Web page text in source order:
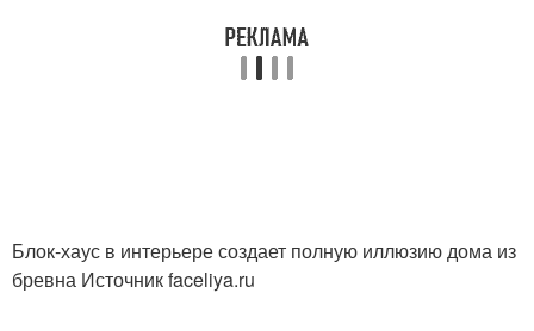
Блок-хаус в интерьере создает полную иллюзию дома из
бревна Источник faceliya.ru